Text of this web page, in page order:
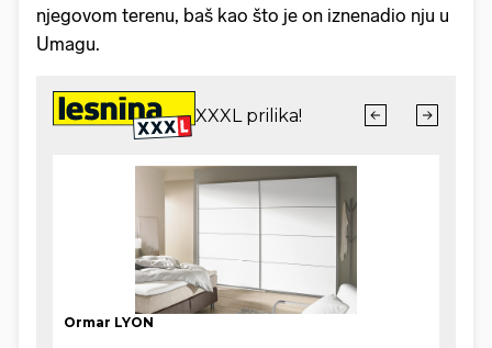
njegovom terenu, baš kao što je on iznenadio nju u
Umagu.